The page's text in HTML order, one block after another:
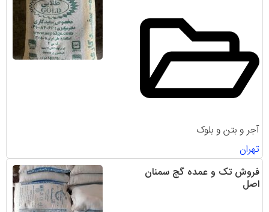
آجر و بتن و بلوک
تهران
فروش تک و عمده گچ سمنان
اصل